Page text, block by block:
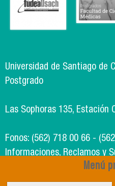
Menú
Universidad de Santiago de
Postgrado
Las Sophoras 135, Estación
Fonos: (562) 718 00 66 -
Informaciones, Reclamos y